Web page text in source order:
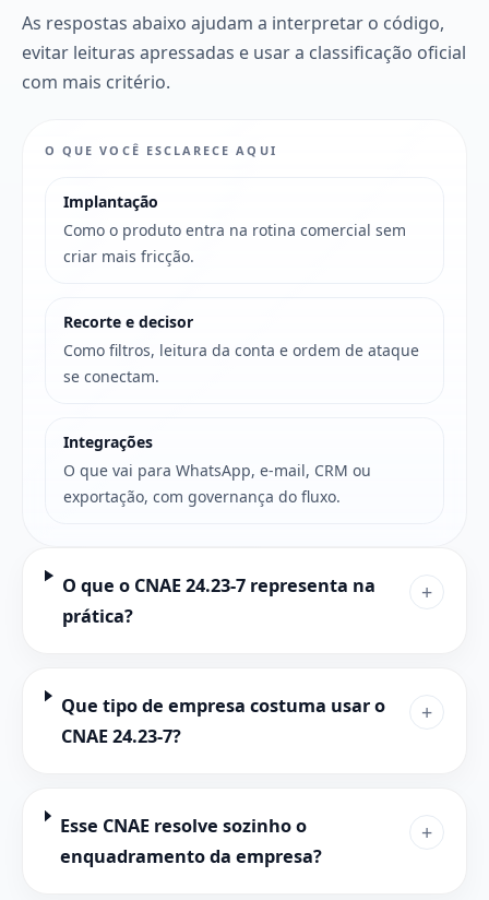
As respostas abaixo ajudam a interpretar o código,
evitar leituras apressadas e usar a classificação oficial
com mais critério.
O QUE VOCÊ ESCLARECE AQUI
Implantação
Como o produto entra na rotina comercial sem
criar mais fricção.
Recorte e decisor
Como filtros, leitura da conta e ordem de ataque
se conectam.
Integrações
O que vai para WhatsApp, e-mail, CRM ou
exportação, com governança do fluxo.
O que o CNAE 24.23-7 representa na
prática?
+
Que tipo de empresa costuma usar o
CNAE 24.23-7?
+
Esse CNAE resolve sozinho o
enquadramento da empresa?
+